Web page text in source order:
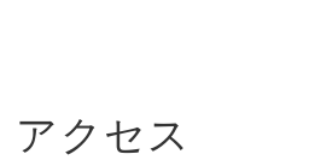
アクセス